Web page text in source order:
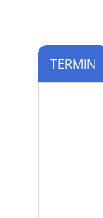
TERMIN